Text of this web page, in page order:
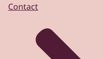
Contact